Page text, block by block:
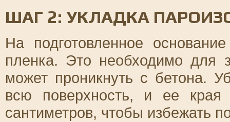
ШАГ 2: УКЛАДКА
На подготовленное
пленка. Это необходимо для
может проникнуть с бетона.
всю поверхность, и ее края
сантиметров, чтобы избежать